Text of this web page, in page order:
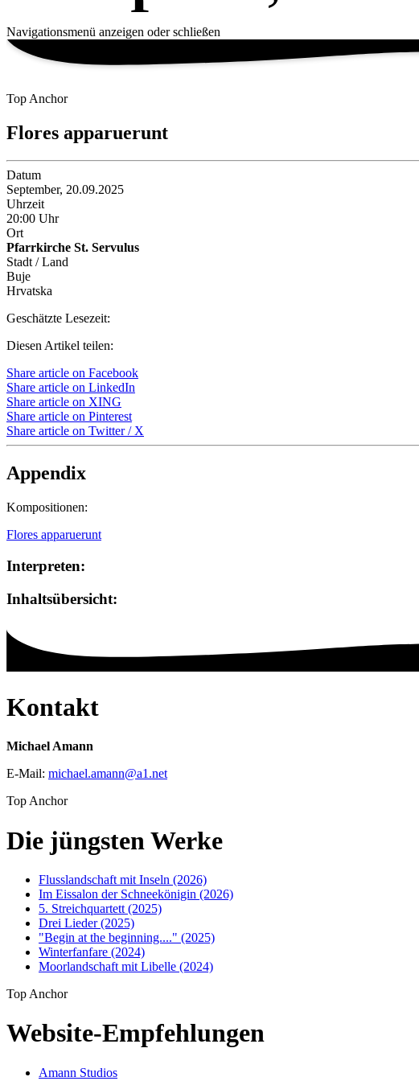
Navigationsmenü anzeigen oder schließen
Top Anchor
Flores apparuerunt
Datum
September, 20.09.2025
Uhrzeit
20:00 Uhr
Ort
Pfarrkirche St. Servulus
Stadt / Land
Buje
Hrvatska
Geschätzte Lesezeit:
Diesen Artikel teilen:
Share article on Facebook
Share article on LinkedIn
Share article on XING
Share article on Pinterest
Share article on Twitter / X
Appendix
Kompositionen:
Flores apparuerunt
Interpreten:
Inhaltsübersicht:
Kontakt
Michael Amann
E-Mail: michael.amann@a1 .net
Top Anchor
Die jüngsten Werke
Flusslandschaft mit Inseln (2026)
Im Eissalon der Schneekönigin (2026)
5. Streichquartett (2025)
Drei Lieder (2025)
"Begin at the beginning...." (2025)
Winterfanfare (2024)
Moorlandschaft mit Libelle (2024)
Top Anchor
Website-Empfehlungen
Amann Studios